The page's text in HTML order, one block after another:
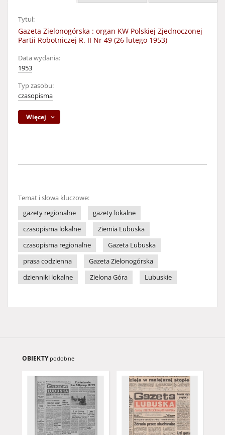
Tytuł:
Gazeta Zielonogórska : organ KW Polskiej Zjednoczonej
Partii Robotniczej R. II Nr 49 (26 lutego 1953)
Data wydania:
1953
Typ zasobu:
czasopisma
Więcej
Temat i słowa kluczowe:
gazety regionalne
gazety lokalne
czasopisma lokalne
Ziemia Lubuska
czasopisma regionalne
Gazeta Lubuska
prasa codzienna
Gazeta Zielonogórska
dzienniki lokalne
Zielona Góra Lubuskie
OBIEKTY podobne